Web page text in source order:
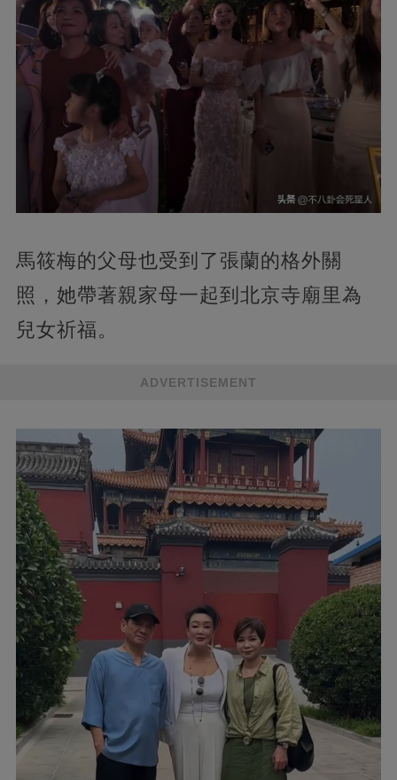
馬筱梅的父母也受到了張蘭的格外關
照，她帶著親家母一起到北京寺廟里為
兒女祈福。
ADVERTISEMENT